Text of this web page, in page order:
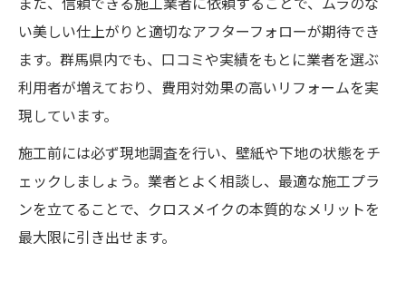
い美しい仕上がりと適切なアフターフォローが期待でき
ます。群馬県内でも、口コミや実績をもとに業者を選ぶ
利用者が増えており、費用対効果の高いリフォームを実
現しています。
施工前には必ず現地調査を行い、壁紙や下地の状態をチ
ェックしましょう。業者とよく相談し、最適な施工プラ
ンを立てることで、クロスメイクの本質的なメリットを
最大限に引き出せます。